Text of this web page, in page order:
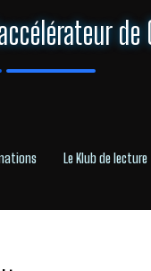
de
Le Klub de lecture